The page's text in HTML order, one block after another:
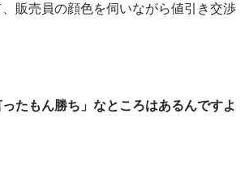
販売員の顔色を伺いながら値引き交渉
たもん勝ち」なところはあるんですよ